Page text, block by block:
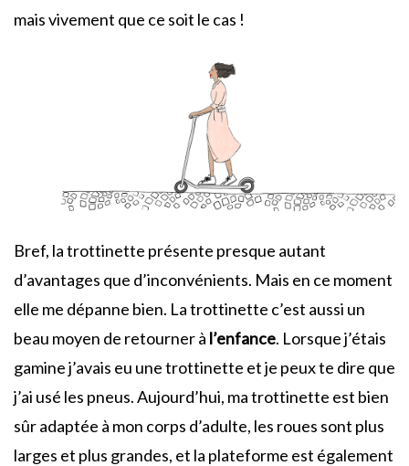
mais vivement que ce soit le cas !
Bref, la trottinette présente presque autant
d’avantages que d’inconvénients. Mais en ce moment
elle me dépanne bien. La trottinette c’est aussi un
beau moyen de retourner à l’enfance. Lorsque j’étais
gamine j’avais eu une trottinette et je peux te dire que
j’ai usé les pneus. Aujourd’hui, ma trottinette est bien
sûr adaptée à mon corps d’adulte, les roues sont plus
larges et plus grandes, et la plateforme est également